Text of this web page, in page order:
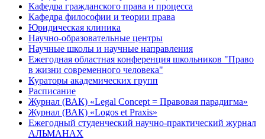
Кафедра гражданского права и процесса
Кафедра философии и теории права
Юридическая клиника
Научно-образовательные центры
Научные школы и научные направления
Ежегодная областная конференция школьников "Право
в жизни современного человека"
Кураторы академических групп
Расписание
Журнал (ВАК) «Legal Concept = Правовая парадигма»
Журнал (ВАК) «Logos et Praxis»
Ежегодный студенческий научно-практический журнал
АЛЬМАНАХ